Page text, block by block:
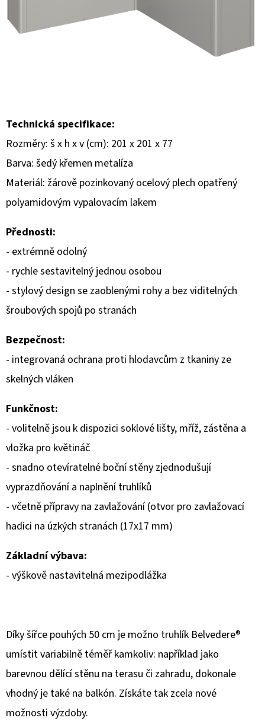
Technická specifikace:
Rozměry: š x h x v (cm): 201 x 201 x 77
Barva: šedý křemen metalíza
Materiál: žárově pozinkovaný ocelový plech opatřený
polyamidovým vypalovacím lakem
Přednosti:
- extrémně odolný
- rychle sestavitelný jednou osobou
- stylový design se zaoblenými rohy a bez viditelných
šroubových spojů po stranách
Bezpečnost:
- integrovaná ochrana proti hlodavcům z tkaniny ze
skelných vláken
Funkčnost:
- volitelně jsou k dispozici soklové lišty, mříž, zástěna a
vložka pro květináč
- snadno otevíratelné boční stěny zjednodušují
vyprazdňování a naplnění truhlíků
- včetně přípravy na zavlažování (otvor pro zavlažovací
hadici na úzkých stranách (17x17 mm)
Základní výbava:
- výškově nastavitelná mezipodlážka
Díky šířce pouhých 50 cm je možno truhlík Belvedere®
umístit variabilně téměř kamkoliv: například jako
barevnou dělící stěnu na terasu či zahradu, dokonale
vhodný je také na balkón. Získáte tak zcela nové
možnosti výzdoby.
T
Í
T
?
D
O
O
R
U
Č
U
J
E
M
E